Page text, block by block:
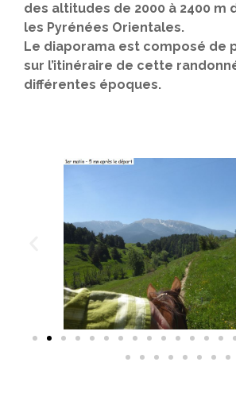
des altitudes de 2000 à 2400 m
les Pyrénées Orientales.
Le diaporama est composé de
sur l’itinéraire de cette
différentes époques.